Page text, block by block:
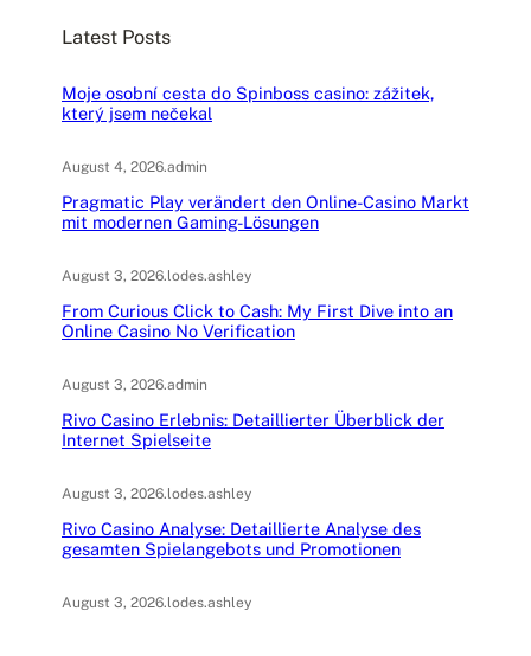
h
Latest Posts
Moje osobní cesta do Spinboss casino: zážitek,
který jsem nečekal
August 4, 2026.admin
Pragmatic Play verändert den Online-Casino Markt
mit modernen Gaming-Lösungen
August 3, 2026.lodes.ashley
From Curious Click to Cash: My First Dive into an
Online Casino No Verification
August 3, 2026.admin
Rivo Casino Erlebnis: Detaillierter Überblick der
Internet Spielseite
August 3, 2026.lodes.ashley
Rivo Casino Analyse: Detaillierte Analyse des
gesamten Spielangebots und Promotionen
August 3, 2026.lodes.ashley